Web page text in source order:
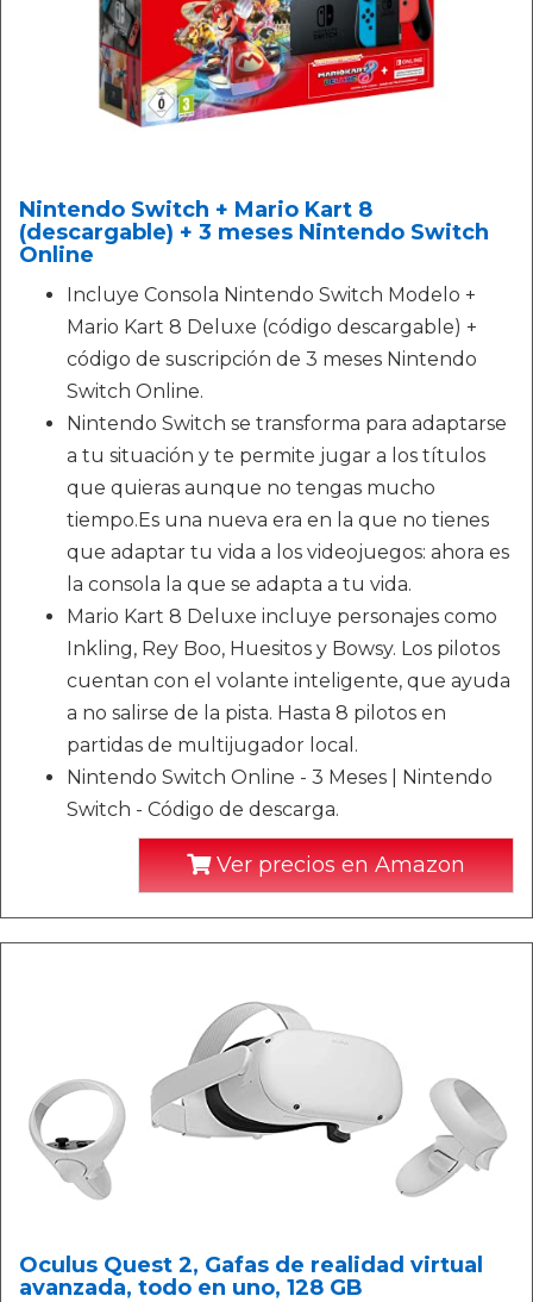
Nintendo Switch + Mario Kart 8
(descargable) + 3 meses Nintendo Switch
Online
Incluye Consola Nintendo Switch Modelo +
Mario Kart 8 Deluxe (código descargable) +
código de suscripción de 3 meses Nintendo
Switch Online.
Nintendo Switch se transforma para adaptarse
a tu situación y te permite jugar a los títulos
que quieras aunque no tengas mucho
tiempo.Es una nueva era en la que no tienes
que adaptar tu vida a los videojuegos: ahora es
la consola la que se adapta a tu vida.
Mario Kart 8 Deluxe incluye personajes como
Inkling, Rey Boo, Huesitos y Bowsy. Los pilotos
cuentan con el volante inteligente, que ayuda
a no salirse de la pista. Hasta 8 pilotos en
partidas de multijugador local.
Nintendo Switch Online - 3 Meses | Nintendo
Switch - Código de descarga.
Ver precios en Amazon
Oculus Quest 2, Gafas de realidad virtual
avanzada, todo en uno, 128 GB